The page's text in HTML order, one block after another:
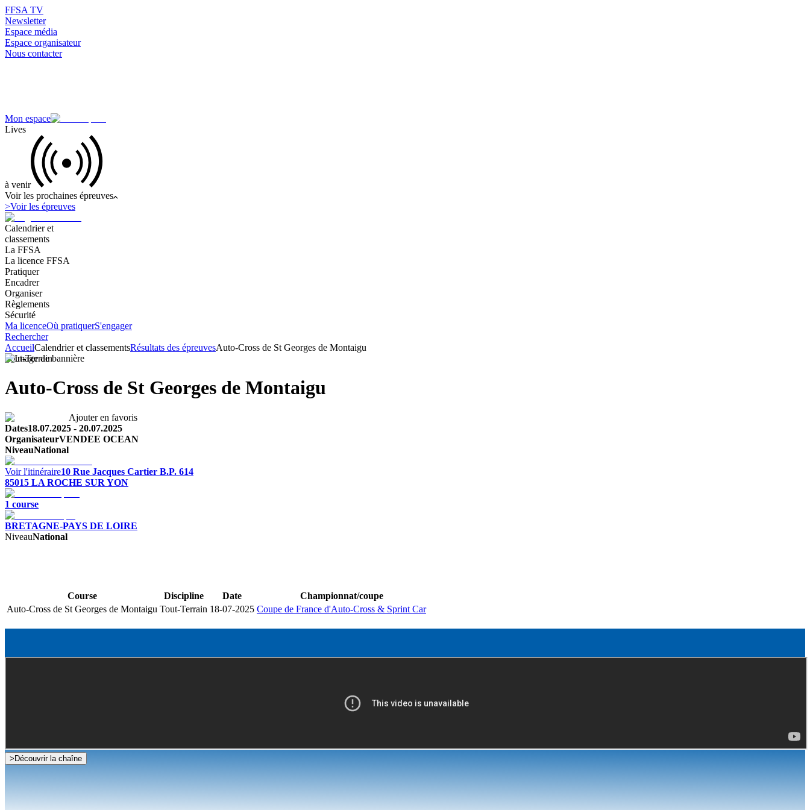
FFSA TV
Newsletter
Espace média
Espace organisateur
Nous contacter
Mon espace
Lives
à venir
Voir les prochaines épreuves
>Voir les épreuves
Calendrier et
classements
La FFSA
La licence FFSA
Pratiquer
Encadrer
Organiser
Règlements
Sécurité
Ma licenceOù pratiquerS'engager
Rechercher
AccueilCalendrier et classementsRésultats des épreuvesAuto-Cross de St Georges de Montaigu
Tout-Terrain
Auto-Cross de St Georges de Montaigu
Ajouter en favoris
Dates18.07.2025 - 20.07.2025
OrganisateurVENDEE OCEAN
NiveauNational
Voir l'itinéraire10 Rue Jacques Cartier B.P. 614
85015 LA ROCHE SUR YON
1 course
BRETAGNE-PAYS DE LOIRE
NiveauNational
Course Discipline Date
Championnat/coupe
Auto-Cross de St Georges de Montaigu Tout-Terrain 18-07-2025 Coupe de France d'Auto-Cross & Sprint Car
> Découvrir la chaîne